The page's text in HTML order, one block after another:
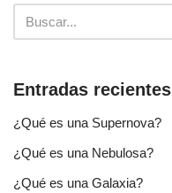
Entradas recientes
¿Qué es una Supernova?
¿Qué es una Nebulosa?
¿Qué es una Galaxia?